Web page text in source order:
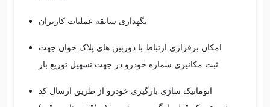
نگهداری سابقه عملیات کاربران
امکان برقراری ارتباط با دوربین های پلاک خوان جهت
ثبت مکانیزی شماره خودرو در جهت تسهیل توزیع بار
اتوماتیک سازی بارگیری خودرو از طریق ارسال کد